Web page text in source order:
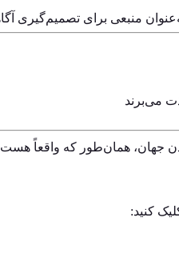
منبعی برای تصمیم‌گیری
می‌برند
جهان، همان‌طور که واقعاً
کنید: